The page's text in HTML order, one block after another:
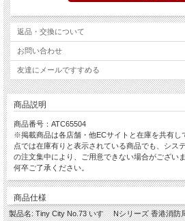
返品・交換について
お問い合わせ
友達にメールですすめる
商品説明
商品番号：ATC65504
※掲載商品は各店舗・他ECサイトと在庫を共有し
点では在庫有りと表示されている商品でも、シス
の注文集中により、ご用意できない場合がございま
何卒ご了承ください。
商品仕様
製品名: Tiny City No.73 いすゞ Nシリーズ 香港消防